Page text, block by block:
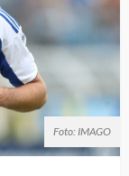
Foto: IMAGO